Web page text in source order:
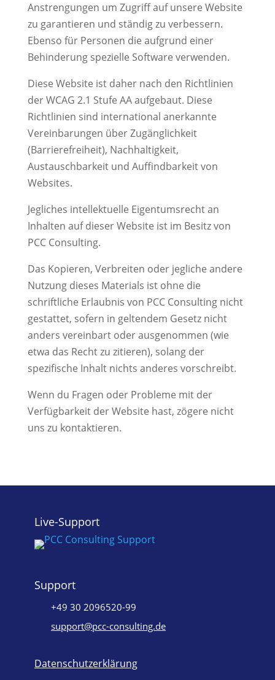
Anstrengungen um Zugriff auf unsere Website
zu garantieren und ständig zu verbessern.
Ebenso für Personen die aufgrund einer
Behinderung spezielle Software verwenden.
Diese Website ist daher nach den Richtlinien
der WCAG 2.1 Stufe AA aufgebaut. Diese
Richtlinien sind international anerkannte
Vereinbarungen über Zugänglichkeit
(Barrierefreiheit), Nachhaltigkeit,
Austauschbarkeit und Auffindbarkeit von
Websites.
Jegliches intellektuelle Eigentumsrecht an
Inhalten auf dieser Website ist im Besitz von
PCC Consulting.
Das Kopieren, Verbreiten oder jegliche andere
Nutzung dieses Materials ist ohne die
schriftliche Erlaubnis von PCC Consulting nicht
gestattet, sofern in geltendem Gesetz nicht
anders vereinbart oder ausgenommen (wie
etwa das Recht zu zitieren), solang der
spezifische Inhalt nichts anderes vorschreibt.
Wenn du Fragen oder Probleme mit der
Verfügbarkeit der Website hast, zögere nicht
uns zu kontaktieren.
Live-Support
Support
+49 30 2096520-99
support@pcc-consulting.de
Datenschutzerklärung